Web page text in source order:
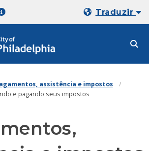
Traduzir
assistência e impostos
e pagando seus impostos